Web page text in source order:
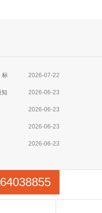
标 2026-07-22
2026-06-23
2026-06-23
2026-06-23
2026-06-23